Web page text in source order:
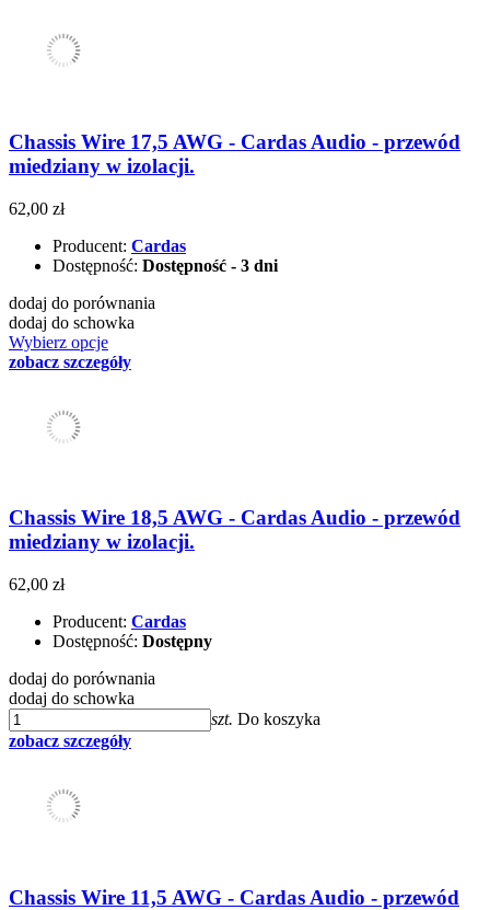
Chassis Wire 17,5 AWG - Cardas Audio - przewód
miedziany w izolacji.
62,00 zł
Producent: Cardas
Dostępność: Dostępność - 3 dni
dodaj do porównania
dodaj do schowka
Wybierz opcje
zobacz szczegóły
Chassis Wire 18,5 AWG - Cardas Audio - przewód
miedziany w izolacji.
62,00 zł
Producent: Cardas
Dostępność: Dostępny
dodaj do porównania
dodaj do schowka
szt. Do koszyka
zobacz szczegóły
Chassis Wire 11,5 AWG - Cardas Audio - przewód